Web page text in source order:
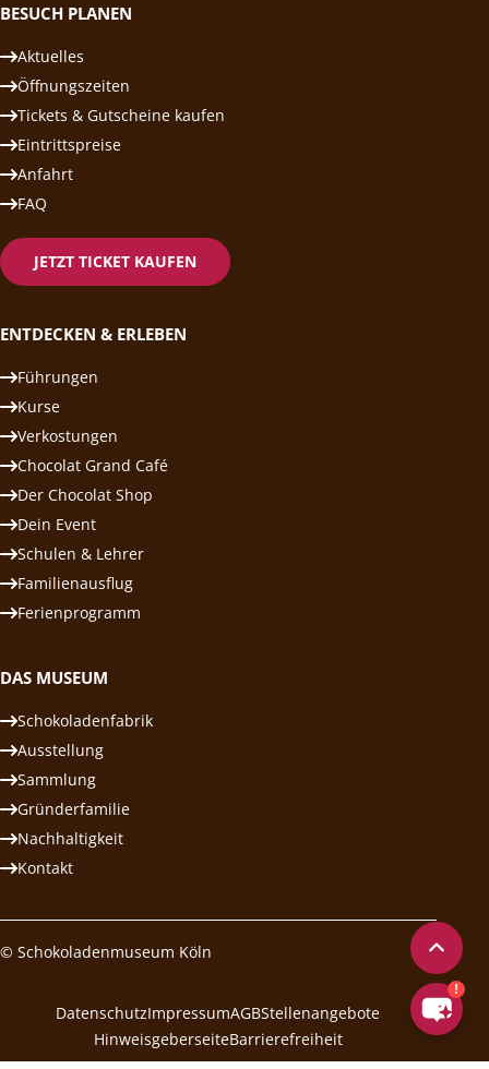
BESUCH PLANEN
Aktuelles
Öffnungszeiten
Tickets & Gutscheine kaufen
Eintrittspreise
Anfahrt
FAQ
JETZT TICKET KAUFEN
ENTDECKEN & ERLEBEN
Führungen
Kurse
Verkostungen
Chocolat Grand Café
Der Chocolat Shop
Dein Event
Schulen & Lehrer
Familienausflug
Ferienprogramm
DAS MUSEUM
Schokoladenfabrik
Ausstellung
Sammlung
Gründerfamilie
Nachhaltigkeit
Kontakt
© Schokoladenmuseum Köln
DatenschutzImpressumAGBStellenangebote
HinweisgeberseiteBarrierefreiheit